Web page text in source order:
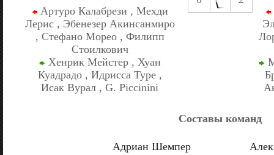
Артуро Калабрези , Мехди
Лерис , Эбенезер Акинсанмиро
, Стефано Морео , Филипп
Стоилкович
Хенрик Мейстер , Хуан
Куадрадо , Идрисса Туре ,
Исак Вурал , G. Piccinini
Составы команд
Адриан Шемпер